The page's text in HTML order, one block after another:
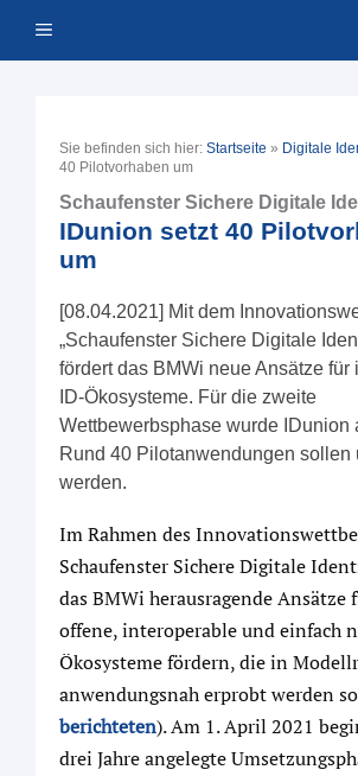
Inhalt Menü
Sie befinden sich hier: Startseite » Digitale
40 Pilotvorhaben um
Schaufenster Sichere Digitale
IDunion setzt 40
um
[08.04.2021] Mit dem
„Schaufenster Sichere Digitale
fördert das BMWi neue Ansätze für
ID-Ökosysteme. Für die zweite
Wettbewerbsphase wurde IDunion
Rund 40 Pilotanwendungen sollen
werden.
Im Rahmen des
Schaufenster Sichere Digitale
das BMWi herausragende Ansätze
offene, interoperable und einfach
Ökosysteme fördern, die in
anwendungsnah erprobt werden
berichteten). Am 1. April 2021
drei Jahre angelegte